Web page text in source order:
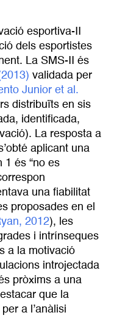
esportiva-II
dels esportistes
La SMS-II és
validada per
Junior et al.
distribuïts en sis
identificada,
La resposta a
aplicant una
1 és “no es
una fiabilitat
proposades en el
2012), les
i intrínseques
a la motivació
introjectada
pròxims a una
que la
a l’anàlisi